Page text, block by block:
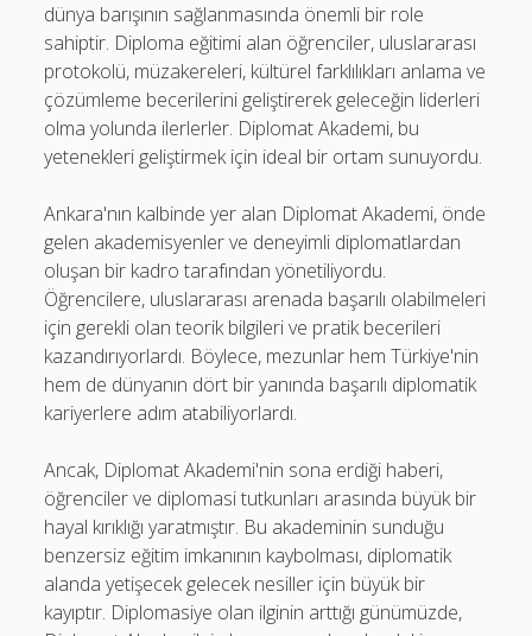
dünya barışının sağlanmasında önemli bir role
sahiptir. Diploma eğitimi alan öğrenciler, uluslararası
protokolü, müzakereleri, kültürel farklılıkları anlama ve
çözümleme becerilerini geliştirerek geleceğin liderleri
olma yolunda ilerlerler. Diplomat Akademi, bu
yetenekleri geliştirmek için ideal bir ortam sunuyordu.
Ankara'nın kalbinde yer alan Diplomat Akademi, önde
gelen akademisyenler ve deneyimli diplomatlardan
oluşan bir kadro tarafından yönetiliyordu.
Öğrencilere, uluslararası arenada başarılı olabilmeleri
için gerekli olan teorik bilgileri ve pratik becerileri
kazandırıyorlardı. Böylece, mezunlar hem Türkiye'nin
hem de dünyanın dört bir yanında başarılı diplomatik
kariyerlere adım atabiliyorlardı.
Ancak, Diplomat Akademi'nin sona erdiği haberi,
öğrenciler ve diplomasi tutkunları arasında büyük bir
hayal kırıklığı yaratmıştır. Bu akademinin sunduğu
benzersiz eğitim imkanının kaybolması, diplomatik
alanda yetişecek gelecek nesiller için büyük bir
kayıptır. Diplomasiye olan ilginin arttığı günümüzde,